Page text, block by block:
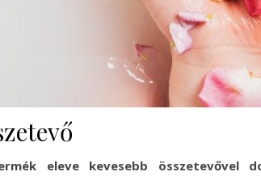
eleve kevesebb összetevővel